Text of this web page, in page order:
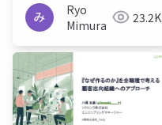
Ryo
Mimura
23.2K